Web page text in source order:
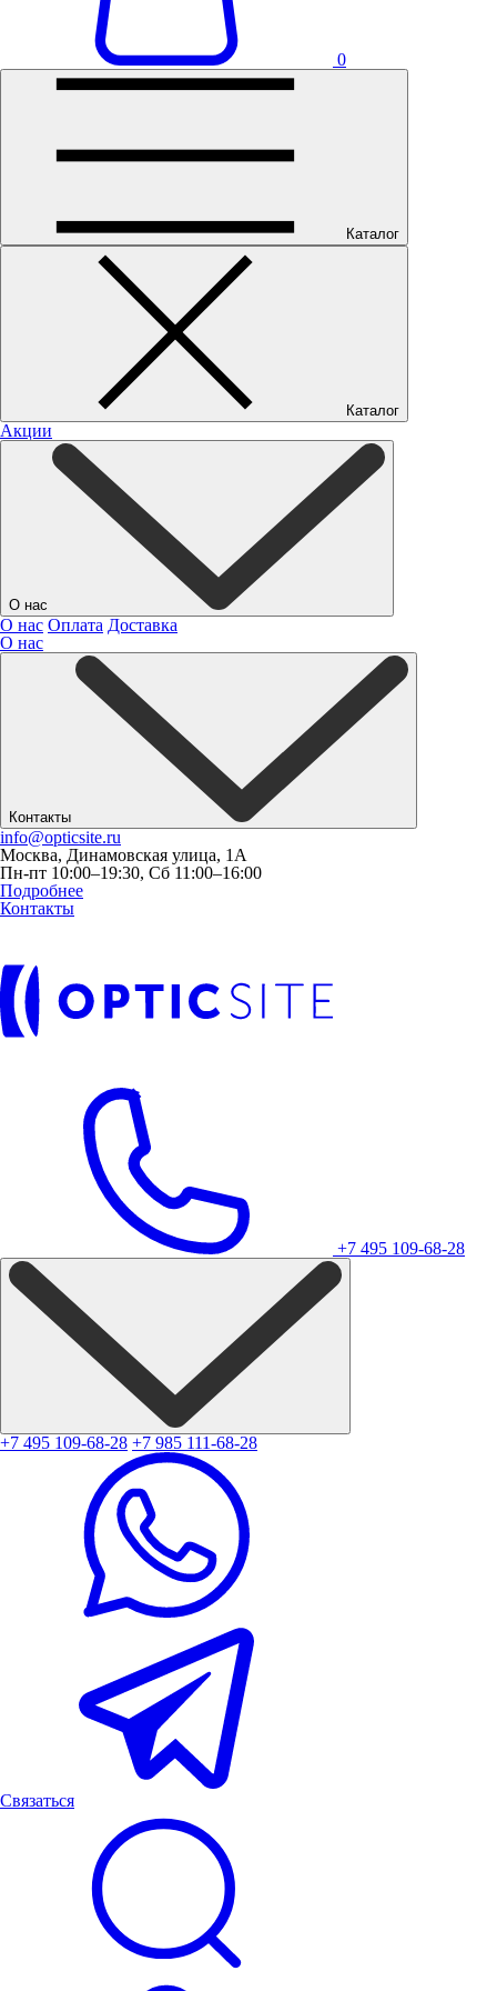
0
Каталог
Каталог
Акции
О нас
О нас Оплата Доставка
О нас
Контакты
info@opticsite.ru
Москва, Динамовская улица, 1А
Пн-пт 10:00–19:30, Сб 11:00–16:00
Подробнее
Контакты
+7 495 109-68-28
+7 495 109-68-28 +7 985 111-68-28
Связаться